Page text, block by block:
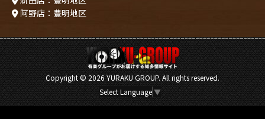
阿野店：豊明地区
Copyright ©2026 YURAKU GROUP. All rights reserved.
Select Language ▼